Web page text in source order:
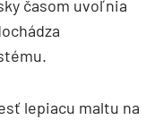
časom uvoľnia
lepiacu maltu na